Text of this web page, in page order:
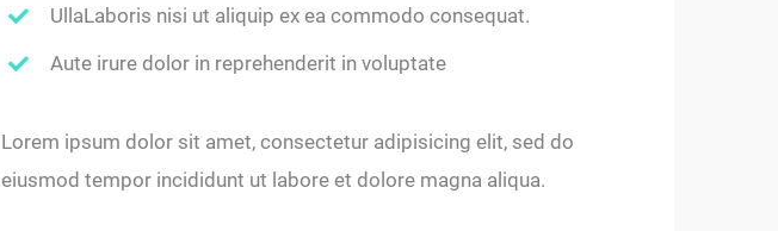
UllaLaboris nisi ut aliquip ex ea commodo consequat.
Aute irure dolor in reprehenderit in voluptate
Lorem ipsum dolor sit amet, consectetur adipisicing elit, sed do
eiusmod tempor incididunt ut labore et dolore magna aliqua.